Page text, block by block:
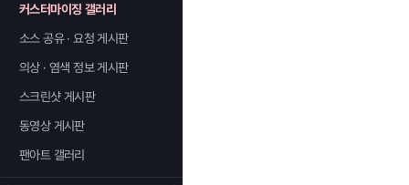
커스터마이징 갤러리
소스 공유 · 요청 게시판
의상 · 염색 정보 게시판
스크린샷 게시판
동영상 게시판
팬아트 갤러리